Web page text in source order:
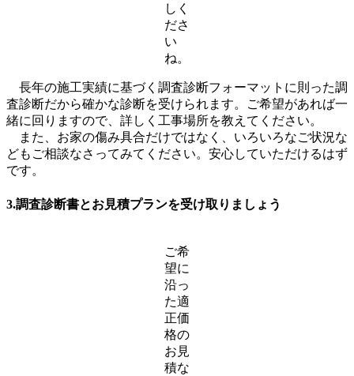
しく
ださ
い
ね。
長年の施工実績に基づく調査診断フォーマットに則った調
査診断だから確かな診断を受けられます。ご希望があれば一
緒に回りますので、詳しく工事場所を教えてください。
また、お家の傷み具合だけではなく、いろいろなご状況な
どもご相談なさってみてください。安心していただけるはず
です。
3.調査診断書とお見積プランを受け取りましょう
ご希
望に
沿っ
た適
正価
格の
お見
積な